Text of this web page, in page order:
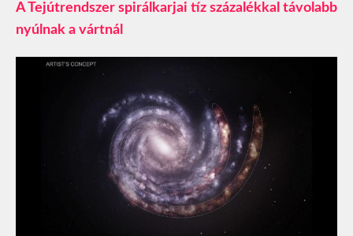
A Tejútrendszer spirálkarjai tíz százalékkal távolabb
nyúlnak a vártnál